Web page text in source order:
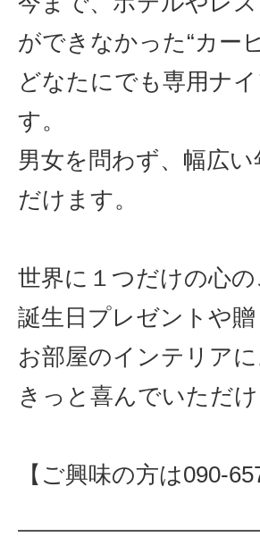
ができなかった“カー
どなたにでも専用ナ
す。
男女を問わず、幅広
だけます。
世界に１つだけの心
誕生日プレゼントや贈
お部屋のインテリアに
きっと喜んでいただ
【ご興味の方は090-